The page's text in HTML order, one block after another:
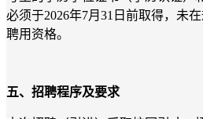
必须于2026年7月31日前取得，未
聘用资格。
五、招聘程序及要求